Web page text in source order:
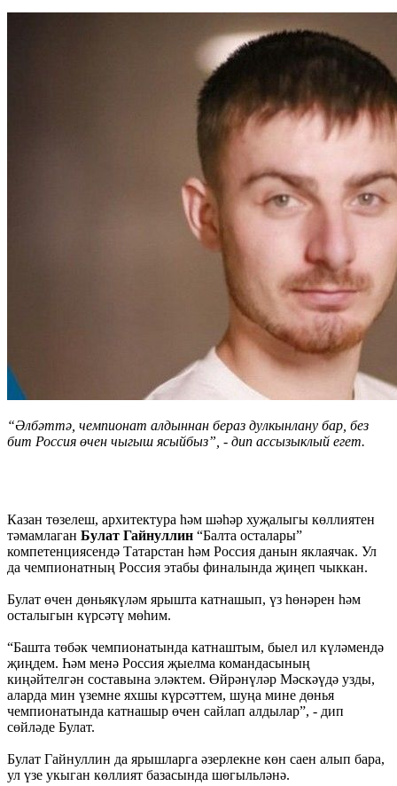
“Әлбәттә, чемпионат алдыннан бераз дулкынлану бар, без
бит Россия өчен чыгыш ясыйбыз”, - дип ассызыклый егет.
Казан төзелеш, архитектура һәм шәһәр хуҗалыгы көллиятен
тәмамлаган Булат Гайнуллин “Балта осталары”
компетенциясендә Татарстан һәм Россия данын яклаячак. Ул
да чемпионатның Россия этабы финалында җиңеп чыккан.
Булат өчен дөньякүләм ярышта катнашып, үз һөнәрен һәм
осталыгын күрсәтү мөһим.
“Башта төбәк чемпионатында катнаштым, быел ил күләмендә
җиңдем. Һәм менә Россия җыелма командасының
киңәйтелгән составына эләктем. Өйрәнүләр Мәскәүдә узды,
аларда мин үземне яхшы күрсәттем, шуңа мине дөнья
чемпионатында катнашыр өчен сайлап алдылар”, - дип
сөйләде Булат.
Булат Гайнуллин да ярышларга әзерлекне көн саен алып бара,
ул үзе укыган көллият базасында шөгыльләнә.